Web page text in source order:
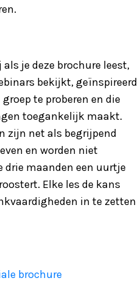
je deze brochure leest,
bekijkt, geïnspireerd
te proberen en die
toegankelijk maakt.
zijn net als begrijpend
en worden niet
drie maanden een uurtje
Elke les de kans
in te zetten
brochure